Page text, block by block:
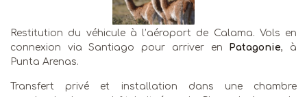
Restitution du véhicule à l’aéroport de Calama. Vols en
connexion via Santiago pour arriver en
Patagonie, à
Punta Arenas.
Transfert privé et installation dans une chambre